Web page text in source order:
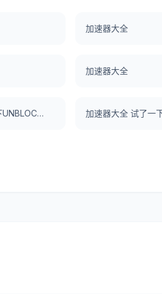
加速器大全
加速器大全
加速器大全 试了一下UNBLOCKCN，真好用。